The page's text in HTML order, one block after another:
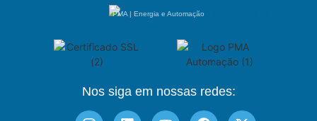
PMA | Energia e Automação
Nos siga em nossas redes: